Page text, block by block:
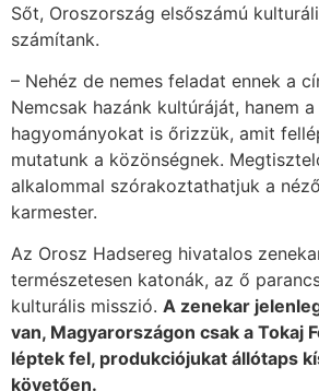
Sőt, Oroszország elsőszámú
számítank.
– Nehéz de nemes feladat ennek a
Nemcsak hazánk kultúráját, hanem
hagyományokat is őrizzük, amit
mutatunk a közönségnek.
alkalommal szórakoztathatjuk a
karmester.
Az Orosz Hadsereg hivatalos
természetesen katonák, az ő
kulturális misszió. A zenekar
van, Magyarországon csak a Tokaj
léptek fel, produkciójukat állótaps
követően.